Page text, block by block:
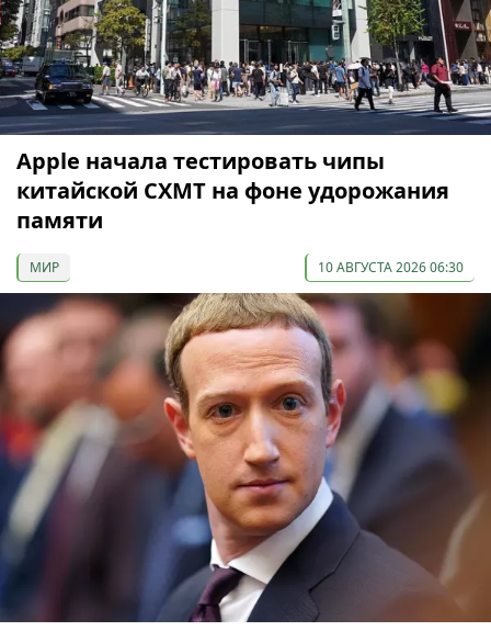
Apple начала тестировать чипы
китайской CXMT на фоне удорожания
памяти
МИР 10 АВГУСТА 2026 06:30